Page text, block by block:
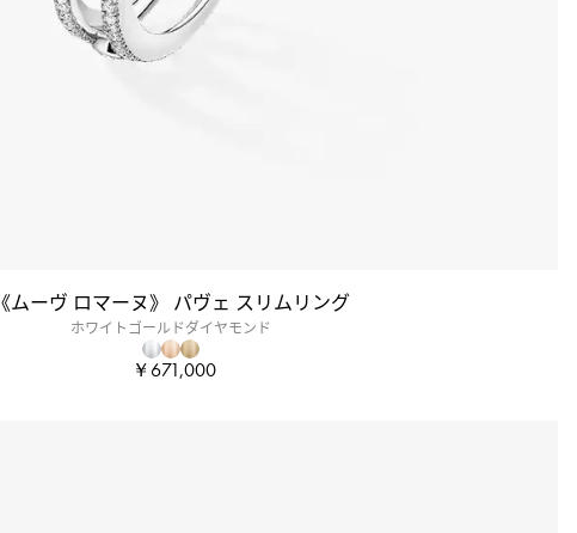
《ムーヴ ロマーヌ》 パヴェ スリムリング
ホワイトゴールドダイヤモンド
￥671,000